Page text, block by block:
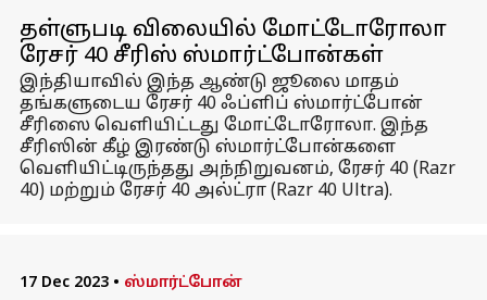
தள்ளுபடி விலையில் மோட்டோரோலா
ரேசர் 40 சீரிஸ் ஸ்மார்ட்போன்கள்
இந்தியாவில் இந்த ஆண்டு ஜூலை மாதம்
தங்களுடைய ரேசர் 40 ஃப்ளிப் ஸ்மார்ட்போன்
சீரிஸை வெளியிட்டது மோட்டோரோலா. இந்த
சீரிஸின் கீழ் இரண்டு ஸ்மார்ட்போன்களை
வெளியிட்டிருந்தது அந்நிறுவனம், ரேசர் 40 (Razr
40) மற்றும் ரேசர் 40 அல்ட்ரா (Razr 40 Ultra).
17 Dec 2023 • ஸ்மார்ட்போன்